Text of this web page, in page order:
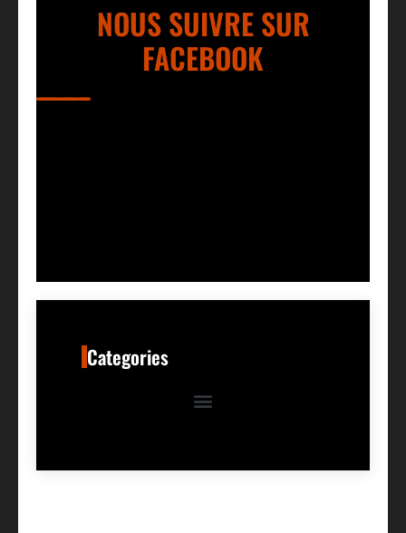
NOUS SUIVRE SUR
FACEBOOK
Categories